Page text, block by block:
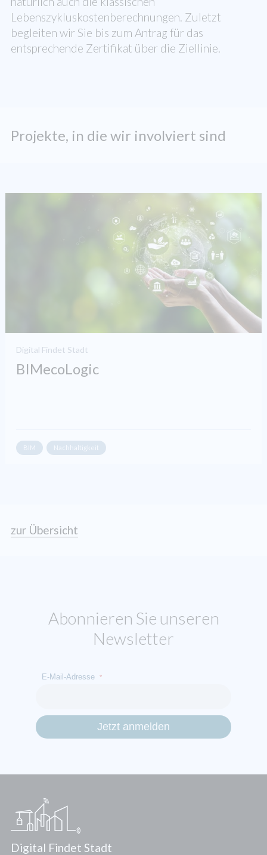
Lebenszykluskostenberechnungen. Zuletzt
begleiten wir Sie bis zum Antrag für das
entsprechende Zertifikat über die Ziellinie.
Projekte, in die wir involviert sind
Digital Findet Stadt
BIMecoLogic
BIM Nachhaltigkeit
zur Übersicht
Abonnieren Sie unseren
Newsletter
E-Mail-Adresse *
Digital Findet Stadt